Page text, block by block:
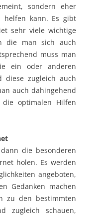
sondern eher
helfen kann. Es gibt
sehr viele wichtige
die man sich auch
muss man
ein oder anderen
diese zugleich auch
auch dahingehend
optimalen Hilfen
die besonderen
holen. Es werden
angeboten,
Gedanken machen
zu den bestimmten
zugleich schauen,